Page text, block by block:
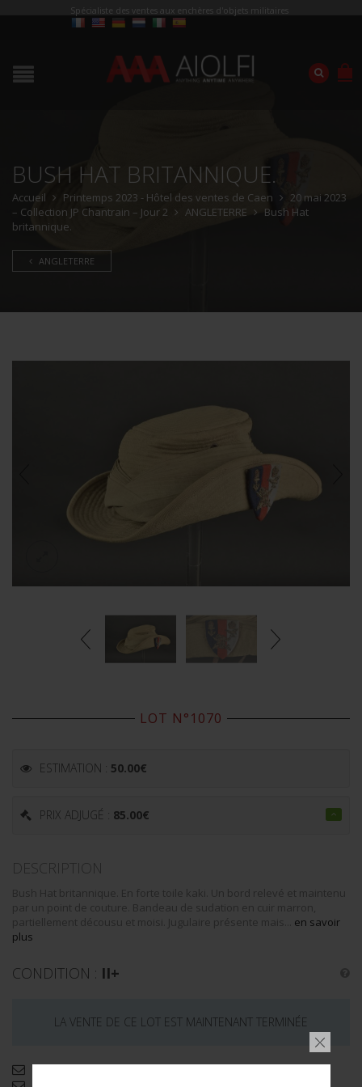
Spécialiste des ventes aux enchères d'objets militaires
BUSH HAT BRITANNIQUE.
Accueil Printemps 2023 - Hôtel des ventes de Caen
20 mai 2023
– Collection JP Chantrain – Jour 2
ANGLETERRE
Bush Hat
britannique.
ANGLETERRE
LOT N°1070
ESTIMATION : 50.00€
PRIX ADJUGÉ : 85.00€
DESCRIPTION
Bush Hat britannique. En forte toile kaki. Un bord relevé et maintenu
par un point de couture. Bandeau de sudation en cuir marron,
partiellement décousu et moisi. Jugulaire présente mais... en savoir
plus
CONDITION : II+
LA VENTE DE CE LOT EST MAINTENANT TERMINÉE